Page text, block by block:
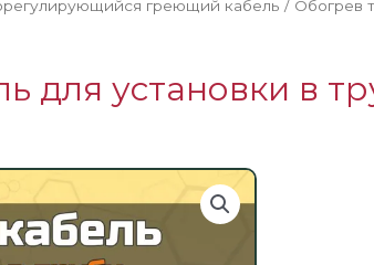
греющий кабель / Обогрев
для установки в